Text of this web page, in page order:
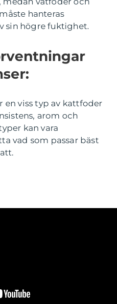
hanteras
sin högre fuktighet.
en viss typ av kattfoder
arom och
kan vara
vad som passar bäst